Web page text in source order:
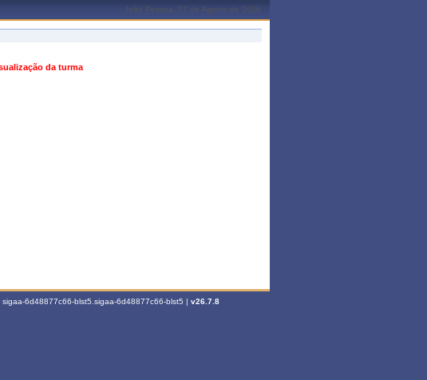
João Pessoa, 07 de Agosto de 2026
da turma
6d48877c66-blst5.sigaa-6d48877c66-blst5 | v26.7.8